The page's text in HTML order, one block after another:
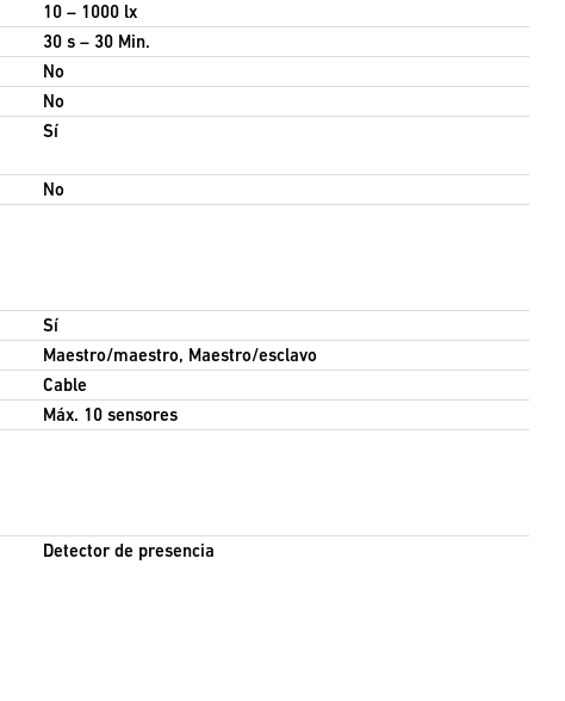
10 – 1000 lx
30 s – 30 Min.
No
No
Sí
No
Sí
Maestro/maestro, Maestro/esclavo
Cable
Máx. 10 sensores
Detector de presencia